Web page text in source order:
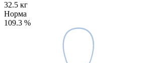
32.5 кг
Норма
109.3 %